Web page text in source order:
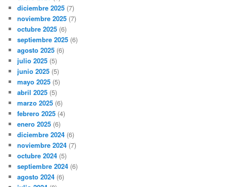
diciembre 2025 (7)
noviembre 2025 (7)
octubre 2025 (6)
septiembre 2025 (6)
agosto 2025 (6)
julio 2025 (5)
junio 2025 (5)
mayo 2025 (5)
abril 2025 (5)
marzo 2025 (6)
febrero 2025 (4)
enero 2025 (6)
diciembre 2024 (6)
noviembre 2024 (7)
octubre 2024 (5)
septiembre 2024 (6)
agosto 2024 (6)